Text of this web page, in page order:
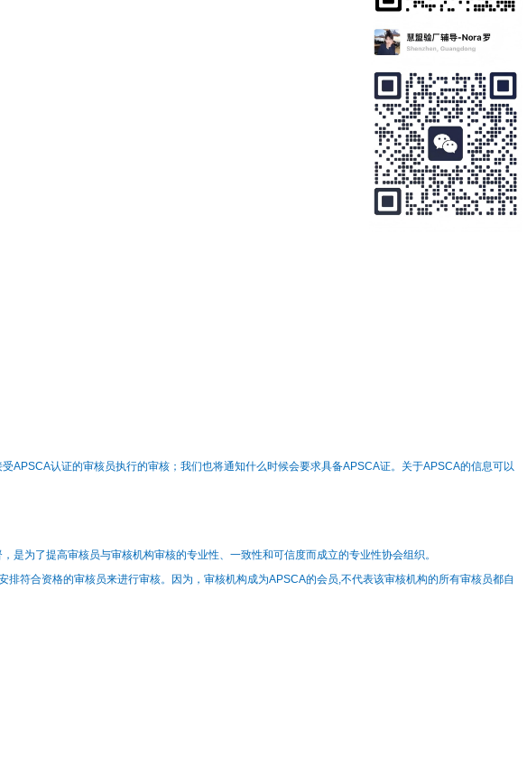
认证的审核员执行的审核；我们也将通知什么时候会要求具备APSCA证。关于APSCA的信息可以
是为了提高审核员与审核机构审核的专业性、一致性和可信度而成立的专业性协会组织。
合资格的审核员来进行审核。因为，审核机构成为APSCA的会员,不代表该审核机构的所有审核员都自